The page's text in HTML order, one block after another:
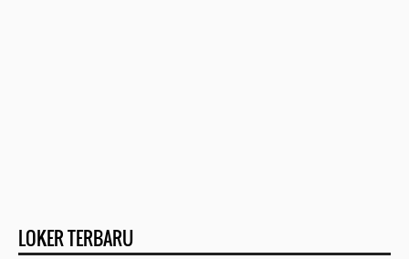
LOKER TERBARU